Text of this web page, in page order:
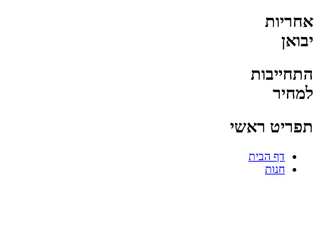
אחריות
יבואן
התחייבות
למחיר
תפריט ראשי
דף הבית
חנות